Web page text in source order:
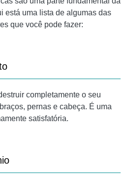
está uma lista de algumas das
que você pode fazer:
completamente o seu
pernas e cabeça. É uma
satisfatória.